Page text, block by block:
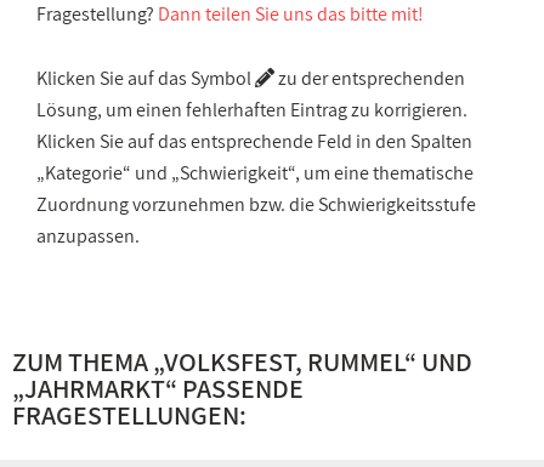
Fragestellung? Dann teilen Sie uns das bitte mit!
Klicken Sie auf das Symbol
zu der entsprechenden
Lösung, um einen fehlerhaften Eintrag zu korrigieren.
Klicken Sie auf das entsprechende Feld in den Spalten
„Kategorie“ und „Schwierigkeit“, um eine thematische
Zuordnung vorzunehmen bzw. die Schwierigkeitsstufe
anzupassen.
ZUM THEMA „VOLKSFEST, RUMMEL“ UND
„JAHRMARKT“ PASSENDE
FRAGESTELLUNGEN: